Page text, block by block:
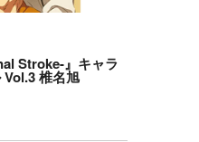
Stroke-』キャラ
椎名旭